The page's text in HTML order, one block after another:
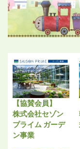
【協賛会員】
株式会社セゾン
プライム ガーデ
ン事業